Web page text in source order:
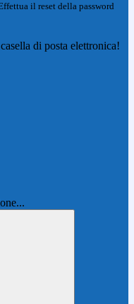
il reset della password
di posta elettronica!